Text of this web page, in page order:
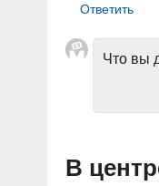
Что вы
В